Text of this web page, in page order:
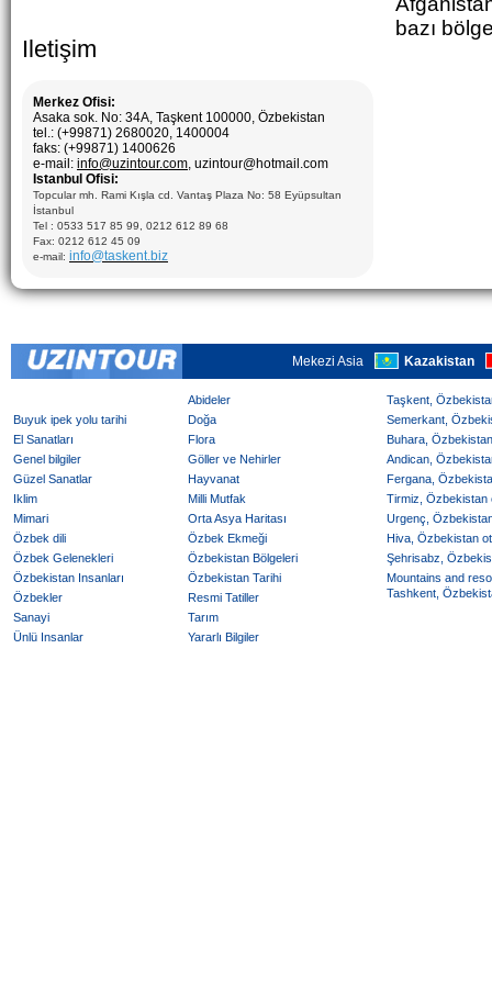
Iletişim
Merkez Ofisi:
Asaka sok. No: 34A, Taşkent 100000, Özbekistan
tel.: (+99871) 2680020, 1400004
faks: (+99871) 1400626
e-mail: info@uzintour.com, uzintour@hotmail.com
Istanbul Ofisi:
Topcular mh. Rami Kışla cd. Vantaş Plaza No: 58 Eyüpsultan
İstanbul
Tel : 0533 517 85 99, 0212 612 89 68
Fax: 0212 612 45 09
e-mail: info@taskent.biz
bazı
Mekezi Asia Kazakistan
Abideler
Buyuk ipek yolu tarihi
Doğa
El Sanatları
Flora
Genel bilgiler
Göller ve Nehirler
Güzel Sanatlar
Hayvanat
Iklim
Milli Mutfak
Mimari
Orta Asya Haritası
Özbek dili
Özbek Ekmeği
Özbek Gelenekleri
Özbekistan Bölgeleri
Özbekistan Insanları
Özbekistan Tarihi
Özbekler
Resmi Tatiller
Sanayi
Tarım
Ünlü Insanlar
Yararlı Bilgiler
Taşkent,
Semerkant,
Buhara,
Andican,
Fergana,
Tirmiz, Özbekistan
Urgenç,
Hiva, Özbekistan
Şehrisabz,
Mountains and
Tashkent,